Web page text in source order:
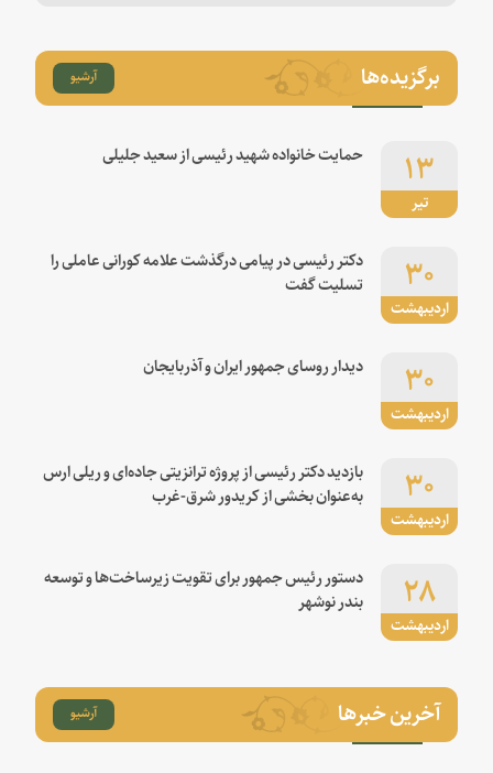
برگزیده‌ها آرشیو
تیر
۱۳ حمایت خانواده شهید رئیسی از سعید جلیلی
اردیبهشت
۳۰
دکتر رئیسی در پیامی درگذشت علامه کورانی عاملی را
تسلیت گفت
اردیبهشت
۳۰ دیدار روسای جمهور ایران و آذربایجان
اردیبهشت
۳۰
بازدید دکتر رئیسی از پروژه ترانزیتی جاده‌ای و ریلی ارس
به‌عنوان بخشی از کریدور شرق-غرب
اردیبهشت
۲۸
دستور رئیس جمهور برای تقویت زیرساخت‌ها و توسعه
بندر نوشهر
آخرین خبرها آرشیو